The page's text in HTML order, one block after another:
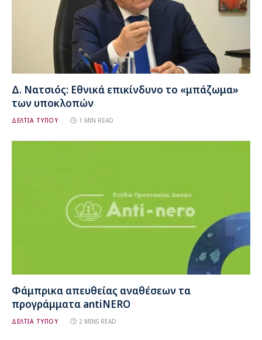
Δ. Νατσιός: Εθνικά επικίνδυνο το «μπάζωμα»
των υποκλοπών
ΔΕΛΤΙΑ ΤΥΠΟΥ 1 MIN READ
Φάμπρικα απευθείας αναθέσεων τα
προγράμματα antiNERO
ΔΕΛΤΙΑ ΤΥΠΟΥ 2 MINS READ